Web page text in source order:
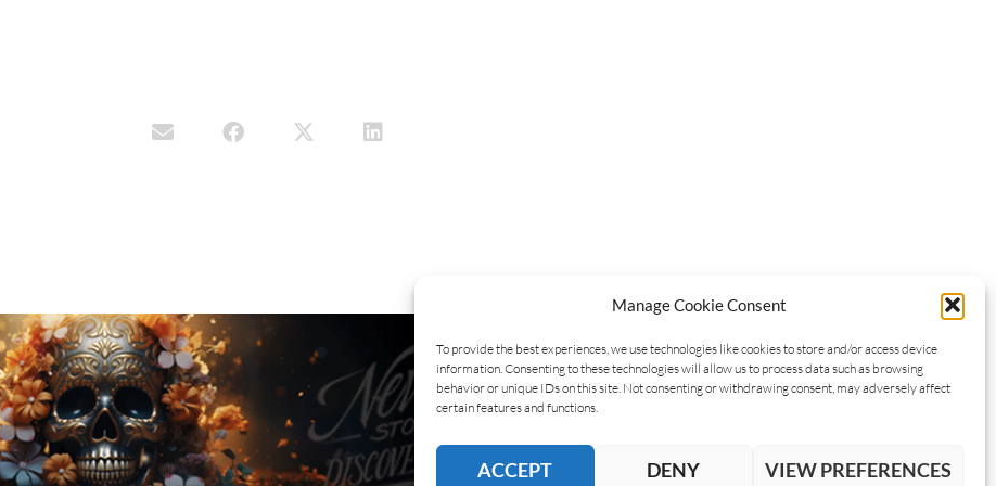
Manage Cookie Consent
To provide the best experiences, we use technologies like cookies to store and/or access device
information. Consenting to these technologies will allow us to process data such as browsing
behavior or unique IDs on this site. Not consenting or withdrawing consent, may adversely affect
certain features and functions.
ACCEPT DENY VIEW PREFERENCES